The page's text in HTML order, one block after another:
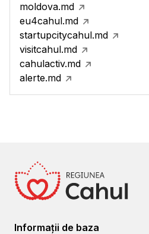
moldova.md
eu4cahul.md
startupcitycahul.md
visitcahul.md
cahulactiv.md
alerte.md
Informații de baza